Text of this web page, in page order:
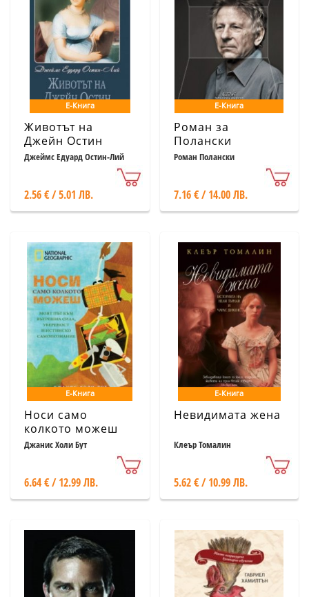
Е-Книга
Животът на
Джейн Остин
Джеймс Едуард Остин-Лий
2.56 € / 5.01 ЛВ.
Е-Книга
Роман за
Полански
Роман Полански
7.16 € / 14.00 ЛВ.
Е-Книга
Носи само
колкото можеш
Джанис Холи Бут
6.64 € / 12.99 ЛВ.
Е-Книга
Невидимата жена
Клеър Томалин
5.62 € / 10.99 ЛВ.